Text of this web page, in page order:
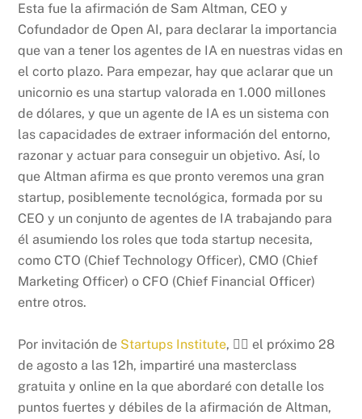
Esta fue la afirmación de Sam Altman, CEO y
Cofundador de Open AI, para declarar la importancia
que van a tener los agentes de IA en nuestras vidas en
el corto plazo. Para empezar, hay que aclarar que un
unicornio es una startup valorada en 1.000 millones
de dólares, y que un agente de IA es un sistema con
las capacidades de extraer información del entorno,
razonar y actuar para conseguir un objetivo. Así, lo
que Altman afirma es que pronto veremos una gran
startup, posiblemente tecnológica, formada por su
CEO y un conjunto de agentes de IA trabajando para
él asumiendo los roles que toda startup necesita,
como CTO (Chief Technology Officer), CMO (Chief
Marketing Officer) o CFO (Chief Financial Officer)
entre otros.
Por invitación de Startups Institute, 👉🏻 el próximo 28
de agosto a las 12h, impartiré una masterclass
gratuita y online en la que abordaré con detalle los
puntos fuertes y débiles de la afirmación de Altman,